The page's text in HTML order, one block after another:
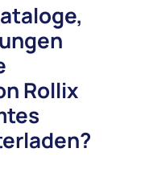
Rollix